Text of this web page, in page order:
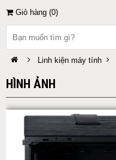
Giỏ hàng (0)
Linh kiện máy tính
HÌNH ẢNH